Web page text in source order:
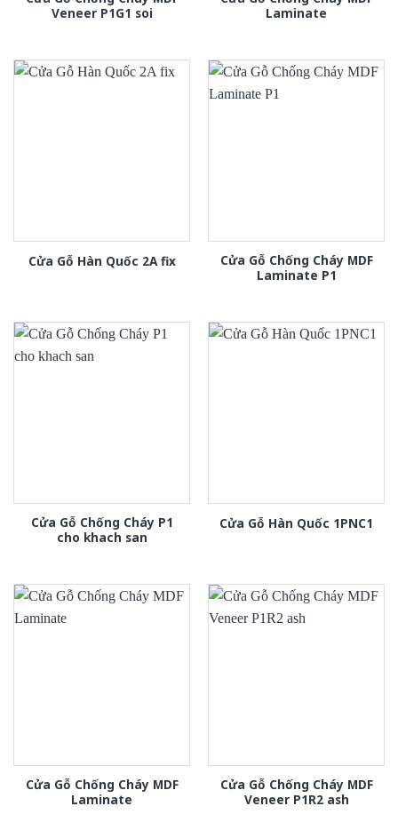
Veneer P1G1 soi
Laminate
Cửa Gỗ Hàn Quốc 2A fix
Cửa Gỗ Chống Cháy MDF
Laminate P1
Cửa Gỗ Chống Cháy P1
cho khach san
Cửa Gỗ Hàn Quốc 1PNC1
Cửa Gỗ Chống Cháy MDF
Laminate
Cửa Gỗ Chống Cháy MDF
Veneer P1R2 ash